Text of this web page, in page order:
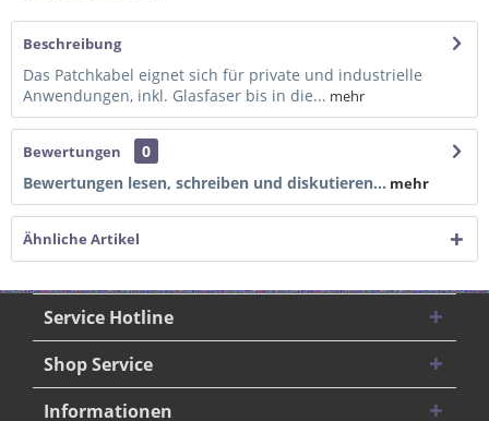
Beschreibung
Das Patchkabel eignet sich für private und industrielle
Anwendungen, inkl. Glasfaser bis in die... mehr
Bewertungen
0
Bewertungen lesen, schreiben und diskutieren... mehr
Ähnliche Artikel
Service Hotline
Shop Service
Informationen